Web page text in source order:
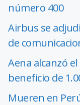
número 400
Airbus se
de
Aena alcanzó
beneficio de
Mueren en